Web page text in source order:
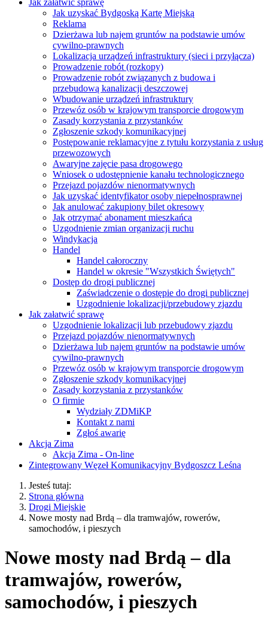
Jak uzyskać Bydgoską Kartę Miejską
Reklama
Dzierżawa lub najem gruntów na podstawie umów
cywilno-prawnych
Lokalizacja urządzeń infrastruktury (sieci i przyłącza)
Prowadzenie robót (rozkopy)
Prowadzenie robót związanych z budowa i
przebudową kanalizacji deszczowej
Wbudowanie urządzeń infrastruktury
Przewóz osób w krajowym transporcie drogowym
Zasady korzystania z przystanków
Zgłoszenie szkody komunikacyjnej
Postępowanie reklamacyjne z tytułu korzystania z usług
przewozowych
Awaryjne zajęcie pasa drogowego
Wniosek o udostępnienie kanału technologicznego
Przejazd pojazdów nienormatywnych
Jak uzyskać identyfikator osoby niepełnosprawnej
Jak anulować zakupiony bilet okresowy
Jak otrzymać abonament mieszkańca
Uzgodnienie zmian organizacji ruchu
Windykacja
Handel
Handel całoroczny
Handel w okresie "Wszystkich Świętych"
Dostęp do drogi publicznej
Zaświadczenie o dostępie do drogi publicznej
Uzgodnienie lokalizacji/przebudowy zjazdu
Jak załatwić sprawę
Uzgodnienie lokalizacji lub przebudowy zjazdu
Przejazd pojazdów nienormatywnych
Dzierżawa lub najem gruntów na podstawie umów
cywilno-prawnych
Przewóz osób w krajowym transporcie drogowym
Zgłoszenie szkody komunikacyjnej
Zasady korzystania z przystanków
O firmie
Wydziały ZDMiKP
Kontakt z nami
Zgłoś awarię
Akcja Zima
Akcja Zima - On-line
Zintegrowany Węzeł Komunikacyjny Bydgoszcz Leśna
Jesteś tutaj:
Strona główna
Drogi Miejskie
Nowe mosty nad Brdą – dla tramwajów, rowerów,
samochodów, i pieszych
Nowe mosty nad Brdą – dla
tramwajów, rowerów,
samochodów, i pieszych